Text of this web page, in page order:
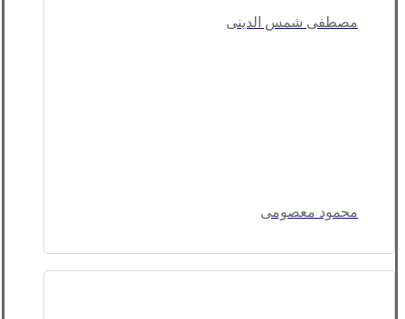
مصطفی شمس الدینی
محمود معصومی